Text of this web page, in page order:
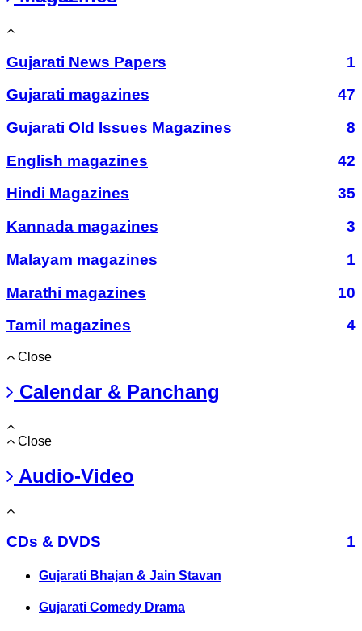
Gujarati News Papers
1
Gujarati magazines
47
Gujarati Old Issues Magazines
8
English magazines
42
Hindi Magazines
35
Kannada magazines
3
Malayam magazines
1
Marathi magazines
10
Tamil magazines
4
Close
Calendar & Panchang
Close
Audio-Video
CDs & DVDS 1
Gujarati Bhajan & Jain Stavan
Gujarati Comedy Drama